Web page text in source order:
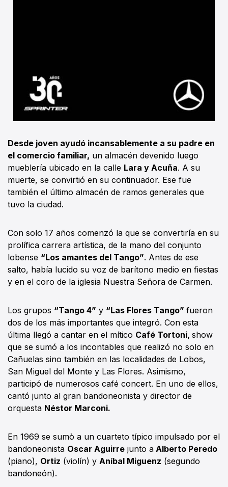
Desde joven ayudó incansablemente a su padre en
el comercio familiar, un almacén devenido luego
mueblería ubicado en la calle Lara y Acuña. A su
muerte, se convirtió en su continuador. Ese fue
también el último almacén de ramos generales que
tuvo la ciudad.
Con solo 17 años comenzó la que se convertiría en su
prolífica carrera artística, de la mano del conjunto
lobense “Los amantes del Tango”. Antes de ese
salto, había lucido su voz de barítono medio en fiestas
y en el coro de la iglesia Nuestra Señora de Carmen.
Los grupos “Tango 4” y “Las Flores Tango” fueron
dos de los más importantes que integró. Con esta
última llegó a cantar en el mítico Café Tortoni, show
que se sumó a los incontables que realizó no solo en
Cañuelas sino también en las localidades de Lobos,
San Miguel del Monte y Las Flores. Asimismo,
participó de numerosos café concert. En uno de ellos,
cantó junto al gran bandoneonista y director de
orquesta Néstor Marconi.
En 1969 se sumò a un cuarteto típico impulsado por el
bandoneonista Oscar Aguirre junto a Alberto Peredo
(piano), Ortiz (violín) y Aníbal Miguenz (segundo
bandoneón).